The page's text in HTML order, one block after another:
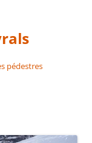
pédestres